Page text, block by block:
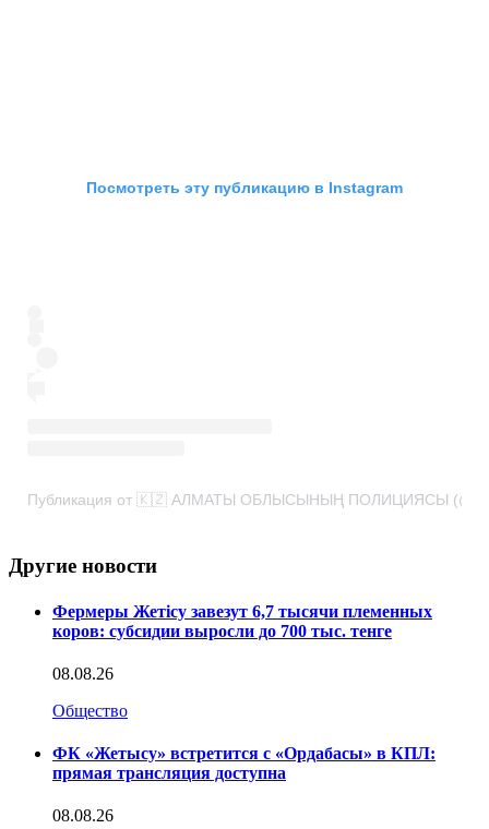
Посмотреть эту публикацию в Instagram
Публикация от 🇰🇿 АЛМАТЫ ОБЛЫСЫНЫҢ ПОЛИЦИЯСЫ
Другие новости
Фермеры Жетісу завезут 6,7 тысячи племенных
коров: субсидии выросли до 700 тыс. тенге
08.08.26
Общество
ФК «Жетысу» встретится с «Ордабасы» в КПЛ:
прямая трансляция доступна
08.08.26